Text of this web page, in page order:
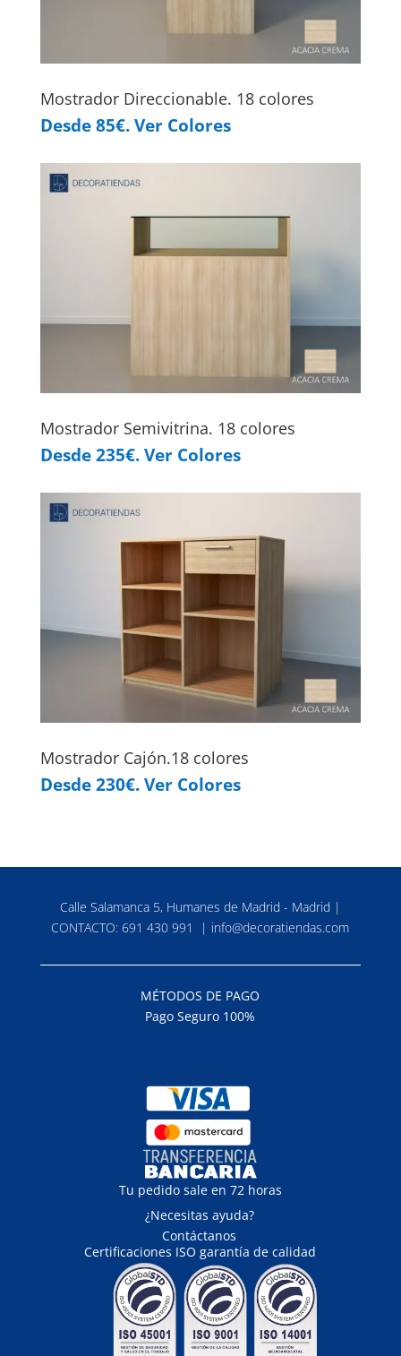
Mostrador Direccionable. 18 colores
Desde 85€. Ver Colores
Mostrador Semivitrina. 18 colores
Desde 235€. Ver Colores
Mostrador Cajón.18 colores
Desde 230€. Ver Colores
Calle Salamanca 5, Humanes de Madrid - Madrid |
CONTACTO:691 430 991 | info@decoratiendas.com
MÉTODOS DE PAGO
Pago Seguro 100%
Tu pedido sale en 72 horas
¿Necesitas ayuda?
Contáctanos
Certificaciones ISO garantía de calidad